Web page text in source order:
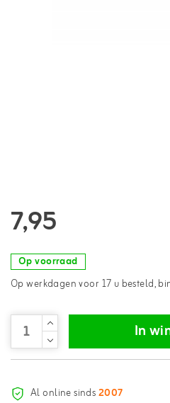
7,95
Op voorraad
Op werkdagen voor 17 u besteld,
In
Al online sinds2007